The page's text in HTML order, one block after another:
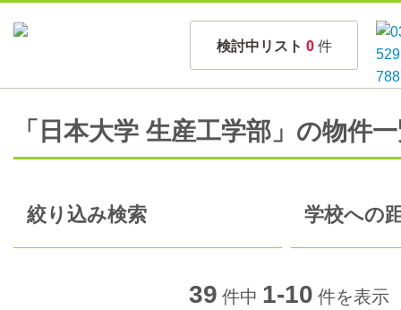
検討中リスト 0 件
「日本大学 生産工学部」の物件
絞り込み検索 学校への
39 件中 1-10 件を表示